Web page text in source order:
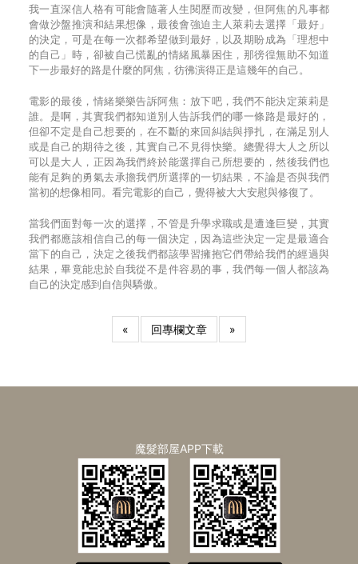
我一直深信人格有可能會隨著人生閱歷而改變，但阿焦的凡事都
會做沙盤推演和結果想像，最後會強迫主人萊莉去選擇「最好」
的決定，可是在每一次都希望做到最好，以及期盼成為「理想中
的自己」時，卻被自己慌亂的情緒風暴困住，那徬徨無助不知道
下一步最好的路是什麼的阿焦，彷彿演得正是這幾年的自己。
電影的最後，情緒樂樂告訴阿焦：放下吧，我們不能決定萊莉是
誰。是啊，其實我們都知道別人告訴我們的哪一條路是最好的，
但卻不定是自己想要的，在不斷的來回糾結與掙扎，在滿足別人
或是自己的期待之後，其實自己不見得快樂。總覺得大人之所以
可以是大人，正因為我們終於能選擇自己所想要的，然後我們也
能有足夠的勇氣去承擔我們所選擇的一切結果，不論是否與我們
當初的想像相同。看完電影的自己，覺得被大大安慰與修復了。
當我們面對每一次的選擇，不管是升學求職或是遭逢巨變，其實
我們都應該相信自己的每一個決定，因為這些決定一定是最適合
當下的自己，決定之後我們都該學習擁抱它們帶給我們的經過與
結果，畢竟能忠於自我從不是件容易的事，我們每一個人都該為
自己的決定感到自信與驕傲。
« 回專欄文章 »
魔髮部屋APP下載